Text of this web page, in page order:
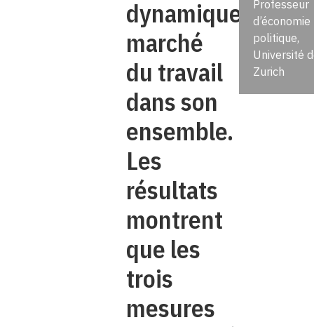
dynamique du
marché
du travail
dans son
ensemble.
Les
résultats
montrent
que les
trois
mesures
Professeur
d’économie
politique,
Université
Zurich